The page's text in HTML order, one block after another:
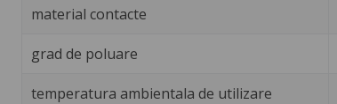
material contacte
grad de poluare
temperatura ambientala de utilizare